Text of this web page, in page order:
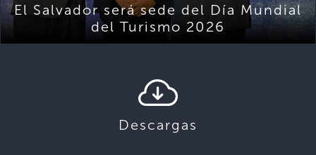
El Salvador será sede del Día Mundial
del Turismo 2026
Descargas